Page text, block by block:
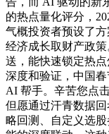
的热点量化评分，
气概投资者预设了
经济成长取财产政
送，能快速锁定热
深度和验证，中国
AI 帮手。辛苦您点
但愿通过汗青数据
略回测、自定义选